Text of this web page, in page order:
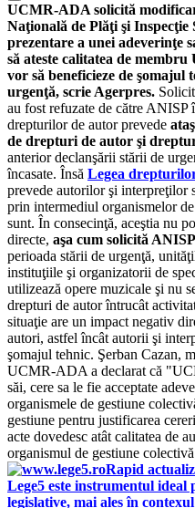
UCMR-ADA solicită
Naţională de Plăţi şi
prezentare a unei adeverinţe
să ateste calitatea de
vor să beneficieze de şomajul
urgenţă, scrie Agerpres.
au fost refuzate de către
drepturilor de autor prevede
de drepturi de autor şi
anterior declanşării stării de
încasate. Însă Legea
prevede autorilor şi interpreţilor
prin intermediul organismelor
sunt. În consecinţă, aceştia nu
directe, aşa cum solicită
perioada stării de urgenţă,
instituţiile şi organizatorii de
utilizează opere muzicale şi nu
drepturi de autor întrucât
situaţie are un impact negativ
autori, astfel încât autorii şi
şomajul tehnic. Şerban Cazan,
UCMR-ADA a declarat că
săi, cere sa le fie acceptate
organismele de gestiune
gestiune pentru justificarea
acte dovedesc atât calitatea de
organismul de gestiune
Rapid
Lege5 este instrumentul
legislative, mai ales în